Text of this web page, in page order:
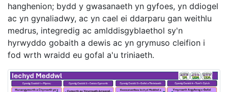
hanghenion; bydd y gwasanaeth yn gyfoes, yn ddiogel
ac yn gynaliadwy, ac yn cael ei ddarparu gan weithlu
medrus, integredig ac amlddisgyblaethol sy'n
hyrwyddo gobaith a dewis ac yn grymuso cleifion i
fod wrth wraidd eu gofal a'u triniaeth.